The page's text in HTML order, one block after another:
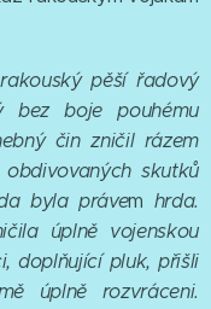
pěší řadový
boje pouhému
čin zničil rázem
skutků
byla právem hrda.
úplně vojenskou
doplňující pluk, přišli
úplně rozvráceni.